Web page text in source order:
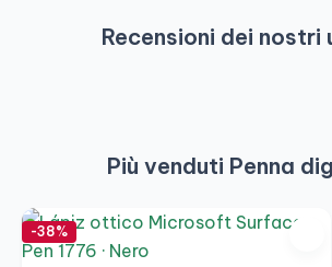
Recensioni dei nostri
Più venduti Penna
-38%